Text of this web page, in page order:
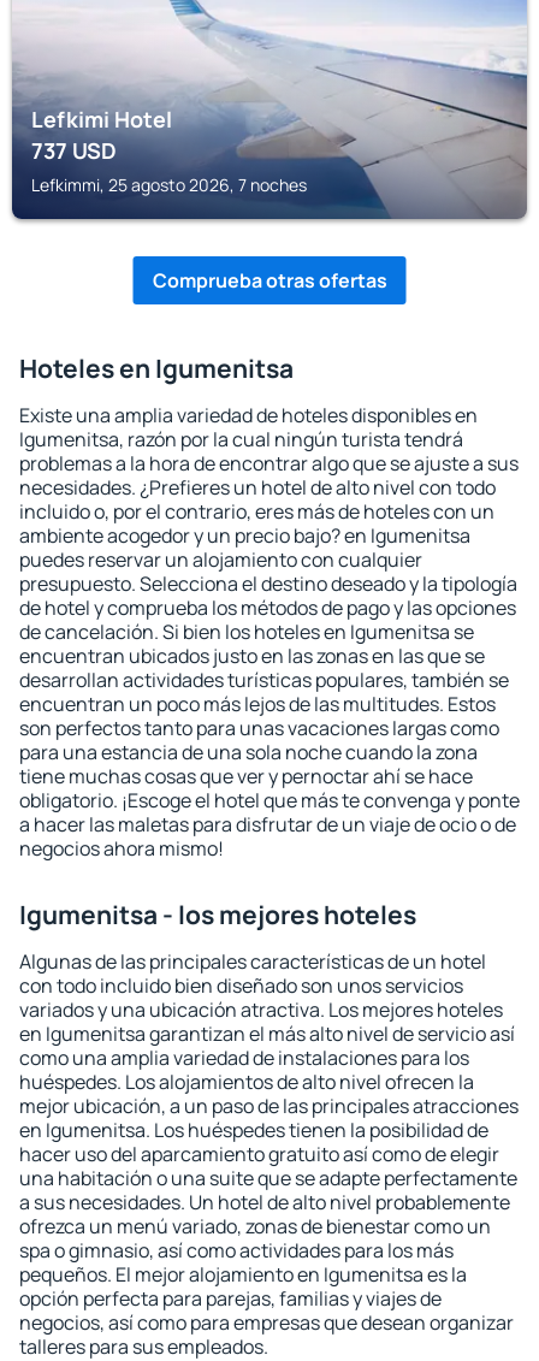
Lefkimi Hotel
737USD
Lefkimmi, 25 agosto 2026, 7 noches
Comprueba otras ofertas
Hoteles en Igumenitsa
Existe una amplia variedad de hoteles disponibles en
Igumenitsa, razón por la cual ningún turista tendrá
problemas a la hora de encontrar algo que se ajuste a sus
necesidades. ¿Prefieres un hotel de alto nivel con todo
incluido o, por el contrario, eres más de hoteles con un
ambiente acogedor y un precio bajo? en Igumenitsa
puedes reservar un alojamiento con cualquier
presupuesto. Selecciona el destino deseado y la tipología
de hotel y comprueba los métodos de pago y las opciones
de cancelación. Si bien los hoteles en Igumenitsa se
encuentran ubicados justo en las zonas en las que se
desarrollan actividades turísticas populares, también se
encuentran un poco más lejos de las multitudes. Estos
son perfectos tanto para unas vacaciones largas como
para una estancia de una sola noche cuando la zona
tiene muchas cosas que ver y pernoctar ahí se hace
obligatorio. ¡Escoge el hotel que más te convenga y ponte
a hacer las maletas para disfrutar de un viaje de ocio o de
negocios ahora mismo!
Igumenitsa - los mejores hoteles
Algunas de las principales características de un hotel
con todo incluido bien diseñado son unos servicios
variados y una ubicación atractiva. Los mejores hoteles
en Igumenitsa garantizan el más alto nivel de servicio así
como una amplia variedad de instalaciones para los
huéspedes. Los alojamientos de alto nivel ofrecen la
mejor ubicación, a un paso de las principales atracciones
en Igumenitsa. Los huéspedes tienen la posibilidad de
hacer uso del aparcamiento gratuito así como de elegir
una habitación o una suite que se adapte perfectamente
a sus necesidades. Un hotel de alto nivel probablemente
ofrezca un menú variado, zonas de bienestar como un
spa o gimnasio, así como actividades para los más
pequeños. El mejor alojamiento en Igumenitsa es la
opción perfecta para parejas, familias y viajes de
negocios, así como para empresas que desean organizar
talleres para sus empleados.